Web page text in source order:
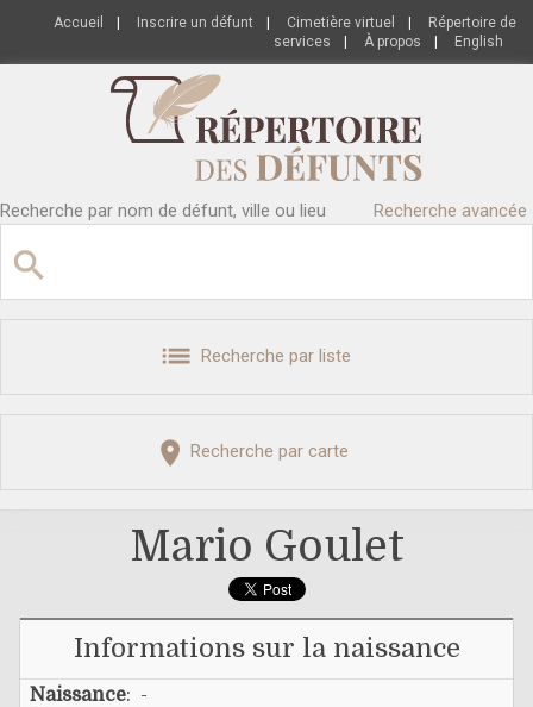
Accueil Inscrire un défunt Cimetière virtuel
Répertoire de
services
À propos English
Recherche par nom de défunt, ville ou lieu Recherche avancée
Recherche par liste
Recherche par carte
Mario Goulet
Informations sur la naissance
Naissance: -